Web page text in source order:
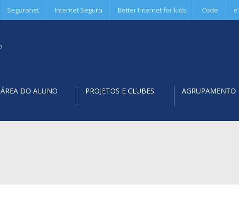
Seguranet Internet Segura Better Internet for kids Code
ÁREA DO ALUNO PROJETOS E CLUBES AGRUPAMENTO